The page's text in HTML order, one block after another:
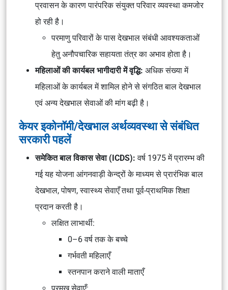
प्रवासन के कारण पारंपरिक संयुक्त परिवार व्यवस्था कमजोर
हो रही है।
परमाणु परिवारों के पास देखभाल संबंधी आवश्यकताओं
हेतु अनौपचारिक सहायता तंत्र का अभाव होता है।
महिलाओं की कार्यबल भागीदारी में वृद्धि: अधिक संख्या में
महिलाओं के कार्यबल में शामिल होने से संगठित बाल देखभाल
एवं अन्य देखभाल सेवाओं की मांग बढ़ी है।
केयर इकोनॉमी/देखभाल अर्थव्यवस्था से संबंधित
सरकारी पहलें
समेकित बाल विकास सेवा (ICDS):वर्ष 1975 में प्रारम्भ की
गई यह योजना आंगनवाड़ी केन्द्रों के माध्यम से प्रारंभिक बाल
देखभाल, पोषण, स्वास्थ्य सेवाएँ तथा पूर्व-प्राथमिक शिक्षा
प्रदान करती है।
लक्षित लाभार्थी:
0–6 वर्ष तक के बच्चे
गर्भवती महिलाएँ
स्तनपान कराने वाली माताएँ